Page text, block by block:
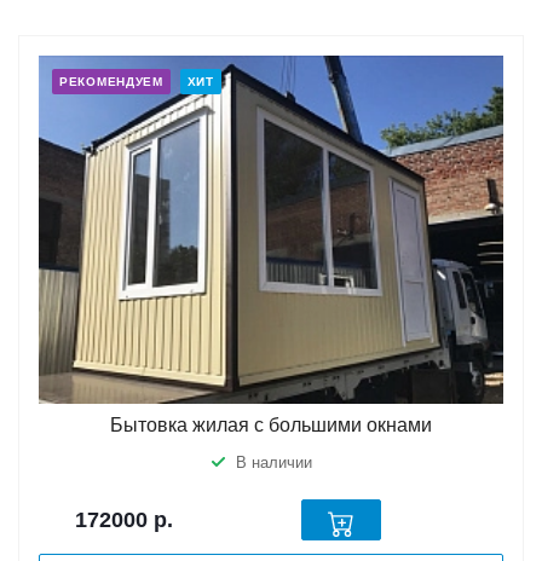
РЕКОМЕНДУЕМ ХИТ
Бытовка жилая с большими окнами
В наличии
172000 р.